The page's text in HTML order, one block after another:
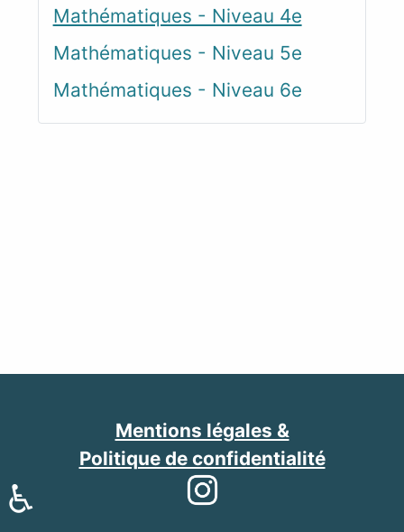
Mathématiques - Niveau 4e
Mathématiques - Niveau 5e
Mathématiques - Niveau 6e
Mentions légales &
Politique de confidentialité